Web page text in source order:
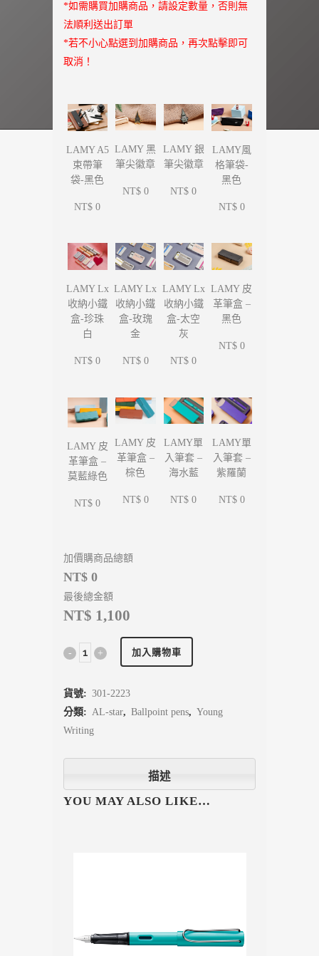
*如需購買加購商品，請設定數量，否則無
法順利送出訂單
*若不小心點選到加購商品，再次點擊即可
取消！
LAMY A5
束帶筆
袋-黑色
NT$ 0
LAMY 黑
筆尖徽章
NT$ 0
LAMY 銀
筆尖徽章
NT$ 0
LAMY風
格筆袋-
黑色
NT$ 0
LAMY Lx
收納小鐵
盒-珍珠
白
NT$ 0
LAMY Lx
收納小鐵
盒-玫瑰
金
NT$ 0
LAMY Lx
收納小鐵
盒-太空
灰
NT$ 0
LAMY 皮
革筆盒 –
黑色
NT$ 0
LAMY 皮
革筆盒 –
莫藍綠色
NT$ 0
LAMY 皮
革筆盒 –
棕色
NT$ 0
LAMY單
入筆套 –
海水藍
NT$ 0
LAMY單
入筆套 –
紫羅蘭
NT$ 0
加價購商品總額
NT$ 0
最後總金額
NT$ 1,100
加入購物車
貨號: 301-2223
分類: AL-star, Ballpoint pens, Young
Writing
描述
YOU MAY ALSO LIKE…